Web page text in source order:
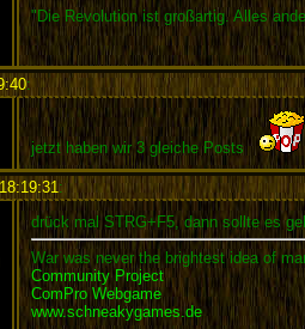
"Die Revolution ist großartig. Alles
:
jetzt haben wir 3 gleiche Posts
:
drück mal STRG+F5, dann sollte es
War was never the brightest idea of
Community Project
ComPro Webgame
www.schneakygames.de